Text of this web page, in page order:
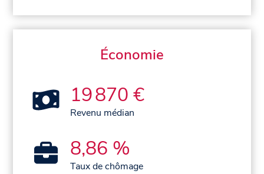
Économie
19 870 €
Revenu médian
8,86 %
Taux de chômage